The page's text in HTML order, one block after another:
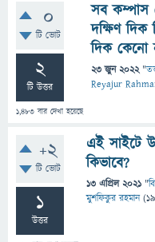
0
টি ভোট
2
টি উত্তর
1,483 বার দেখা হয়েছে
সব কম্পাস
দক্ষিণ
দিক কেনো
23 জুন 2022 "
Reyajur
+2
টি ভোট
1
উত্তর
এই সাইটে
কিভাবে?
13 এপ্রিল 2021 "
মুশফিকুর রহমান (